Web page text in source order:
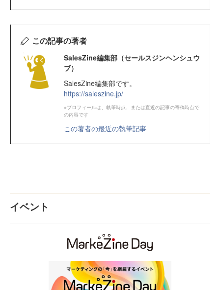
この記事の著者
SalesZine編集部（セールスジンヘンシュウ
ブ）
SalesZine編集部です。
https://saleszine.jp/
※プロフィールは、執筆時点、または直近の記事の寄稿時点で
の内容です
この著者の最近の執筆記事
イベント